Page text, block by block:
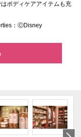
ボディケアアイテムも充
：ⒸDisney